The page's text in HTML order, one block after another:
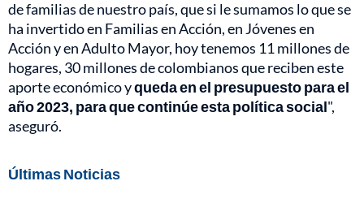
de familias de nuestro país, que si le sumamos lo que se
ha invertido en Familias en Acción, en Jóvenes en
Acción y en Adulto Mayor, hoy tenemos 11 millones de
hogares, 30 millones de colombianos que reciben este
aporte económico yqueda en el presupuesto para el
año 2023, para que continúe esta política social",
aseguró.
Últimas Noticias